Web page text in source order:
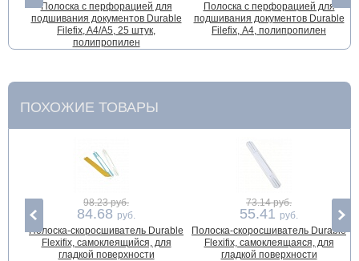
Полоска с перфорацией для
подшивания документов Durable
Filefix, A4/A5, 25 штук,
полипропилен
Полоска с перфорацией для
подшивания документов Durable
Filefix, А4, полипропилен
ПОХОЖИЕ ТОВАРЫ
98.23 руб.
84.68 руб.
Полоска-скоросшиватель Durable
Flexifix, самоклеящийся, для
гладкой поверхности
73.14 руб.
55.41 руб.
Полоска-скоросшиватель Durable
Flexifix, самоклеящаяся, для
гладкой поверхности